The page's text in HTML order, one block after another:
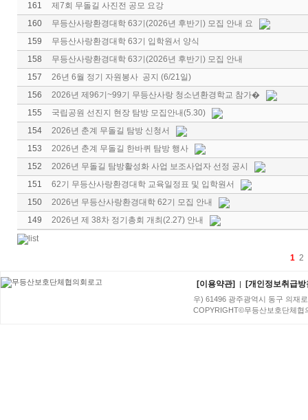
161
제7회 무돌길 사진전 공모 요강
160
무등산사랑환경대학 63기(2026년 후반기) 모집 안내 요
159
무등산사랑환경대학 63기 입학원서 양식
158
무등산사랑환경대학 63기(2026년 후반기) 모집 안내
157
26년 6월 정기 자원봉사 공지 (6/21일)
156
2026년 제96기~99기 무등산사랑 청소년환경학교 참가�
155
국립공원 선진지 현장 탐방 모집안내(5.30)
154
2026년 춘계 무돌길 탐방 신청서
153
2026년 춘계 무돌길 한바퀴 탐방 행사
152
2026년 무돌길 탐방활성화 사업 보조사업자 선정 공시
151
62기 무등산사랑환경대학 교육일정표 및 입학원서
150
2026년 무등산사랑환경대학 62기 모집 안내
149
2026년 제 38차 정기총회 개최(2.27) 안내
1 2
[이용약관] | [개인정보취급방
우) 61496 광주광역시 동구 의재
COPYRIGHT©무등산보호단체협